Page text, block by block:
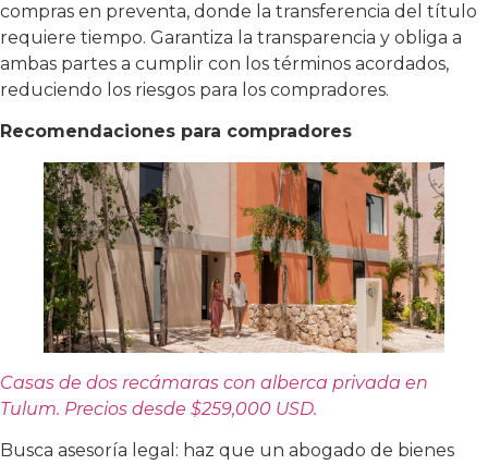
compras en preventa, donde la transferencia del título
requiere tiempo. Garantiza la transparencia y obliga a
ambas partes a cumplir con los términos acordados,
reduciendo los riesgos para los compradores.
Recomendaciones para compradores
Casas de dos recámaras con alberca privada en
Tulum. Precios desde $259,000 USD.
Busca asesoría legal: haz que un abogado de bienes